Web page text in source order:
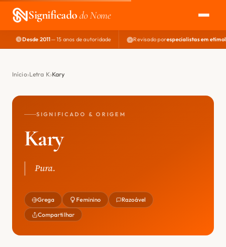
Significadodo Nome
EXPLORAR
NOME PERFEITO
Desde 2011— 15 anos de autoridade Revisado porespecialistas em
Início Letra K Kary
SIGNIFICADO & ORIGEM
Kary
Pura.
Grega Feminino Razoável
Compartilhar